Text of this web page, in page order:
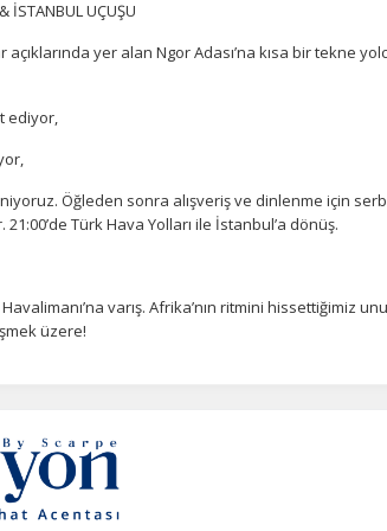
İSTANBUL UÇUŞU
yer alan Ngor Adası’na kısa bir tekne
ediyor,
Öğleden sonra alışveriş ve dinlenme için
Türk Hava Yolları ile İstanbul’a dönüş.
varış. Afrika’nın ritmini hissettiğimiz
üzere!